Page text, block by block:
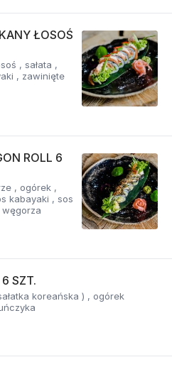
ŁOSOŚ
, sałata ,
, zawinięte
ROLL 6
, ogórek ,
kabayaki , sos
SZT.
koreańska ) , ogórek